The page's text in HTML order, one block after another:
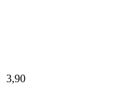
3,90